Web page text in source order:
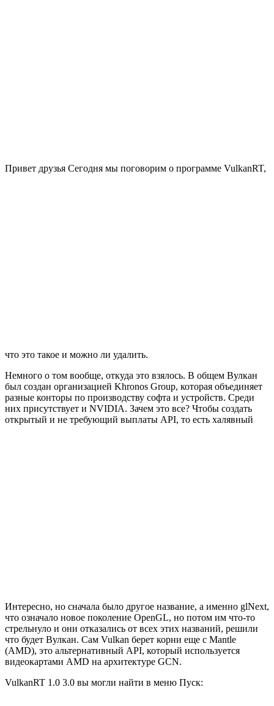
Привет друзья Сегодня мы поговорим о программе VulkanRT,
что это такое и можно ли удалить.
Немного о том вообще, откуда это взялось. В общем Вулкан
был создан организацией Khronos Group, которая объединяет
разные конторы по производству софта и устройств. Среди
них присутствует и NVIDIA. Зачем это все? Чтобы создать
открытый и не требующий выплаты API, то есть халявный
Интересно, но сначала было другое название, а именно glNext,
что означало новое поколение OpenGL, но потом им что-то
стрельнуло и они отказались от всех этих названий, решили
что будет Вулкан. Сам Vulkan берет корни еще с Mantle
(AMD), это альтернативный API, который используется
видеокартами AMD на архитектуре GCN.
VulkanRT 1.0 3.0 вы могли найти в меню Пуск: